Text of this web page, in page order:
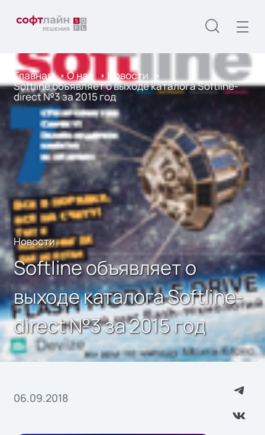
Главная О нас Новости
Softline объявляет о выходе каталога Softline-
direct №3 за 2015 год
Новости
Softline объявляет о
выходе каталога Softline-
direct №3 за 2015 год
06.09.2018